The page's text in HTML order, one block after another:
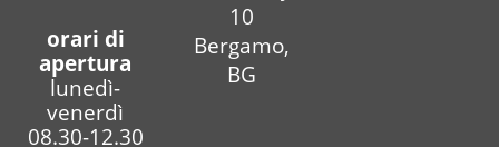
orari di
apertura
lunedì-
venerdì
08.30-12.30
10
Bergamo,
BG